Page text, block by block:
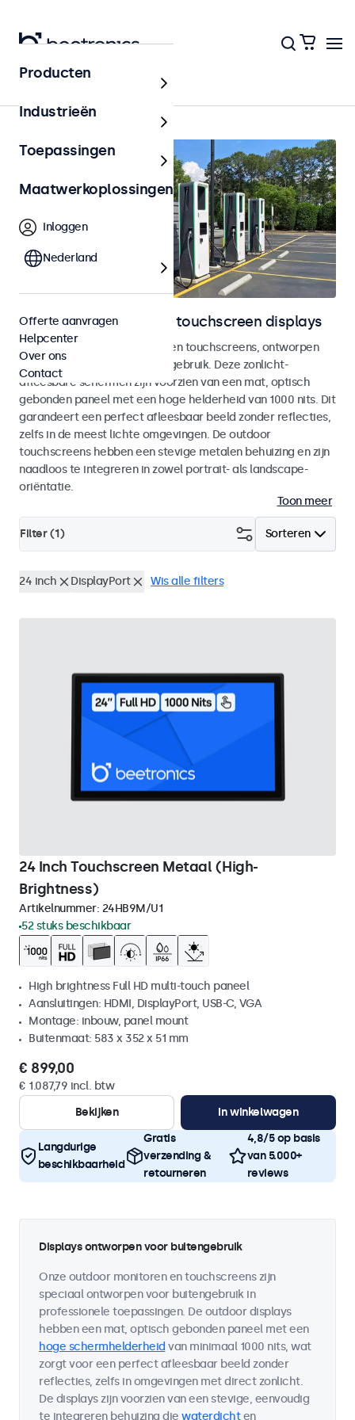
Outdoor
Outdoor monitoren en touchscreen displays
Weersbestendige monitoren en touchscreens, ontworpen
voor zowel binnen- als buitengebruik. Deze zonlicht-
afleesbare schermen zijn voorzien van een mat, optisch
gebonden paneel met een hoge helderheid van 1000 nits. Dit
garandeert een perfect afleesbaar beeld zonder reflecties,
zelfs in de meest lichte omgevingen. De outdoor
touchscreens hebben een stevige metalen behuizing en zijn
naadloos te integreren in zowel portrait- als landscape-
oriëntatie.
Toon meer
Sorteren
Filter (1)
24 inch DisplayPort Wis alle filters
24 Inch Touchscreen Metaal (High-
Brightness)
Artikelnummer: 24HB9M/U1
52 stuks beschikbaar
High brightness Full HD multi-touch paneel
Aansluitingen: HDMI, DisplayPort, USB-C, VGA
Montage: inbouw, panel mount
Buitenmaat: 583 x 352 x 51 mm
€ 899,00
€ 1.087,79 incl. btw
Bekijken
In winkelwagen
Langdurige
beschikbaarheid
Gratis
verzending &
retourneren
4,8/5 op basis
van 5.000+
reviews
Displays ontworpen voor buitengebruik
Onze outdoor monitoren en touchscreens zijn
speciaal ontworpen voor buitengebruik in
professionele toepassingen. De outdoor displays
hebben een mat, optisch gebonden paneel met een
hoge schermhelderheid van minimaal 1000 nits, wat
zorgt voor een perfect afleesbaar beeld zonder
reflecties, zelfs in omgevingen met direct zonlicht.
De displays zijn voorzien van een stevige, eenvoudig
te integreren behuizing die waterdichten
Producten
Industrieën
Toepassingen
Maatwerkoplossingen
Inloggen
Nederland
Offerte aanvragen
Helpcenter
Over ons
Contact